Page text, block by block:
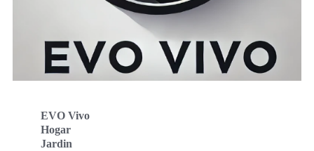
EVO Vivo
Hogar
Jardin